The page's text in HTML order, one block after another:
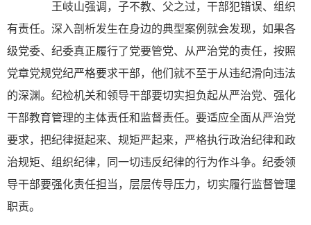
王岐山强调，子不教、父之过，干部犯错误、组织
有责任。深入剖析发生在身边的典型案例就会发现，如果各
级党委、纪委真正履行了党要管党、从严治党的责任，按照
党章党规党纪严格要求干部，他们就不至于从违纪滑向违法
的深渊。纪检机关和领导干部要切实担负起从严治党、强化
干部教育管理的主体责任和监督责任。要适应全面从严治党
要求，把纪律挺起来、规矩严起来，严格执行政治纪律和政
治规矩、组织纪律，同一切违反纪律的行为作斗争。纪委领
导干部要强化责任担当，层层传导压力，切实履行监督管理
职责。